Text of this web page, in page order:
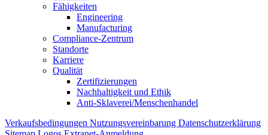
Fähigkeiten
Engineering
Manufacturing
Compliance-Zentrum
Standorte
Karriere
Qualität
Zertifizierungen
Nachhaltigkeit und Ethik
Anti-Sklaverei/Menschenhandel
Verkaufsbedingungen Nutzungsvereinbarung Datenschutzerklärung